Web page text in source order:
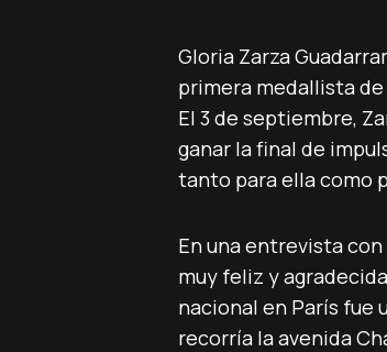
Gloria Zarza
primera medallista de
El 3 de septiembre,
ganar la final de
tanto para ella como
En una entrevista con
muy feliz y
nacional en París fue
recorría la avenida